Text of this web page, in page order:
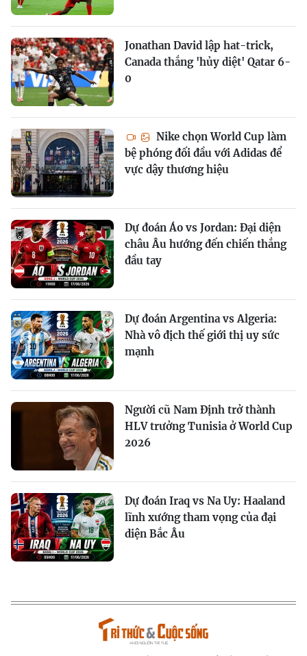
Jonathan David lập hat-trick,
Canada thắng 'hủy diệt' Qatar 6-
0
Nike chọn World Cup làm
bệ phóng đối đầu với Adidas để
vực dậy thương hiệu
Dự đoán Áo vs Jordan: Đại diện
châu Âu hướng đến chiến thắng
đầu tay
Dự đoán Argentina vs Algeria:
Nhà vô địch thế giới thị uy sức
mạnh
Người cũ Nam Định trở thành
HLV trưởng Tunisia ở World Cup
2026
Dự đoán Iraq vs Na Uy: Haaland
lĩnh xướng tham vọng của đại
diện Bắc Âu